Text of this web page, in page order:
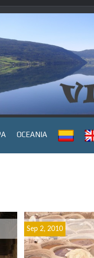
OCEANIA
Sep 2, 2010